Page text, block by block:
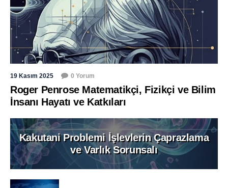
19 Kasım 2025 0 Yorum
Roger Penrose Matematikçi, Fizikçi ve Bilim
İnsanı Hayatı ve Katkıları
Kakutani Problemi İşlevlerin Çaprazlama
ve Varlık Sorunsalı